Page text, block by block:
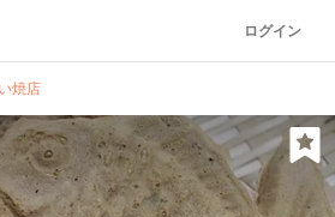
ログイン
焼店